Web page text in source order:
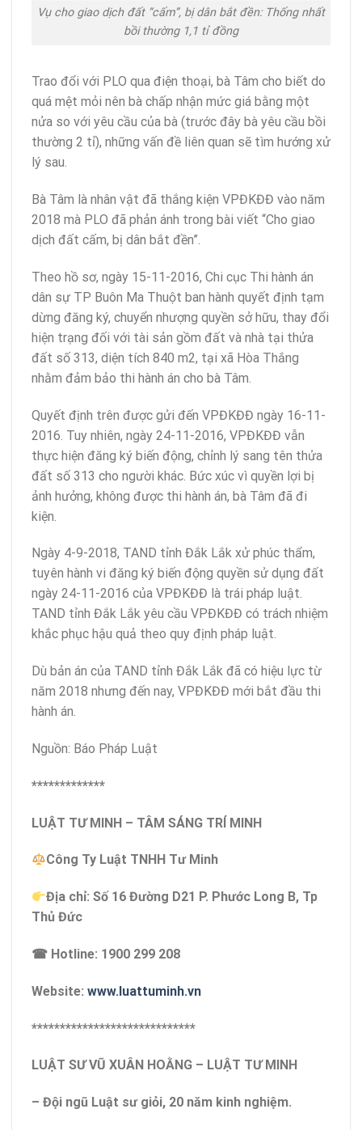
Vụ cho giao dịch đất “cấm”, bị dân bắt đền: Thống nhất
bồi thường 1,1 tỉ đồng
Trao đổi với PLO qua điện thoại, bà Tâm cho biết do
quá mệt mỏi nên bà chấp nhận mức giá bằng một
nửa so với yêu cầu của bà (trước đây bà yêu cầu bồi
thường 2 tỉ), những vấn đề liên quan sẽ tìm hướng xử
lý sau.
Bà Tâm là nhân vật đã thắng kiện VPĐKĐĐ vào năm
2018 mà PLO đã phản ánh trong bài viết “Cho giao
dịch đất cấm, bị dân bắt đền”.
Theo hồ sơ, ngày 15-11-2016, Chi cục Thi hành án
dân sự TP Buôn Ma Thuột ban hành quyết định tạm
dừng đăng ký, chuyển nhượng quyền sở hữu, thay đổi
hiện trạng đối với tài sản gồm đất và nhà tại thửa
đất số 313, diện tích 840 m2, tại xã Hòa Thắng
nhằm đảm bảo thi hành án cho bà Tâm.
Quyết định trên được gửi đến VPĐKĐĐ ngày 16-11-
2016. Tuy nhiên, ngày 24-11-2016, VPĐKĐĐ vẫn
thực hiện đăng ký biến động, chỉnh lý sang tên thửa
đất số 313 cho người khác. Bức xúc vì quyền lợi bị
ảnh hưởng, không được thi hành án, bà Tâm đã đi
kiện.
Ngày 4-9-2018, TAND tỉnh Đắk Lắk xử phúc thẩm,
tuyên hành vi đăng ký biến động quyền sử dụng đất
ngày 24-11-2016 của VPĐKĐĐ là trái pháp luật.
TAND tỉnh Đắk Lắk yêu cầu VPĐKĐĐ có trách nhiệm
khắc phục hậu quả theo quy định pháp luật.
Dù bản án của TAND tỉnh Đắk Lắk đã có hiệu lực từ
năm 2018 nhưng đến nay, VPĐKĐĐ mới bắt đầu thi
hành án.
Nguồn: Báo Pháp Luật
*************
LUẬT TƯ MINH – TÂM SÁNG TRÍ MINH
Công Ty Luật TNHH Tư Minh
Địa chỉ: Số 16 Đường D21 P. Phước Long B, Tp
Thủ Đức
☎ Hotline: 1900 299 208
Website: www.luattuminh.vn
*****************************
LUẬT SƯ VŨ XUÂN HOẰNG – LUẬT TƯ MINH
– Đội ngũ Luật sư giỏi, 20 năm kinh nghiệm.